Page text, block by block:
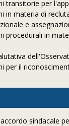
transitorie per
in materia di
e
procedurali in
per il
sindacale